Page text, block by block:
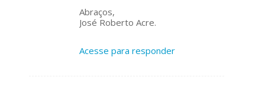
Abraços,
José Roberto Acre.
Acesse para responder